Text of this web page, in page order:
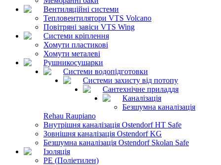
Вентиляційні системи
Тепловентилятори VTS Volcano
Повітряні завіси VTS Wing
Системи кріплення
Хомути пластикові
Хомути металеві
Рушникосушарки
Системи водопідготовки
Системи захисту від потопу
Сантехнічне приладдя
Каналізація
Безшумна каналізація
Rehau Raupiano
Внутрішня каналізація Ostendorf HT Safe
Зовнішня каналізація Ostendorf KG
Безшумна каналізація Ostendorf Skolan Safe
Ізоляція
PE (Поліетилен)